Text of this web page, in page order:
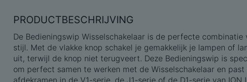
PRODUCTBESCHRIJVING
De Bedieningswip Wisselschakelaar is de perfecte combinatie
stijl. Met de vlakke knop schakel je gemakkelijk je lampen of
uit, terwijl de knop niet terugveert. Deze Bedieningswip is
om perfect samen te werken met de Wisselschakelaar en
afdekramen in de V1-serie, de J1-serie of de D1-serie van ION